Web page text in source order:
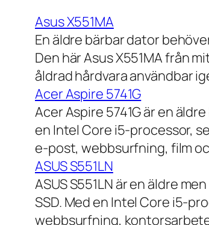
Asus X551MA
En äldre bärbar dator
Den här Asus X551MA från
åldrad hårdvara användbar
Acer Aspire 5741G
Acer Aspire 5741G är en
en Intel Core i5-processor,
e-post, webbsurfning, film
ASUS S551LN
ASUS S551LN är en äldre
SSD. Med en Intel Core i5-
webbsurfning,